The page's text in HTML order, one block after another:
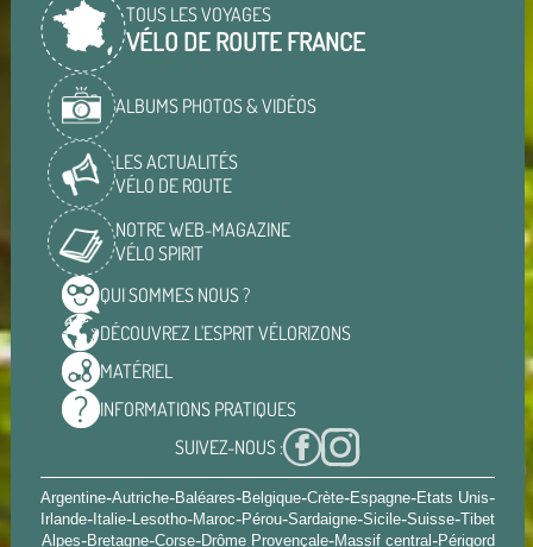
TOUS LES VOYAGES
VÉLO DE ROUTE FRANCE
ALBUMS PHOTOS & VIDÉOS
LES ACTUALITÉS
VÉLO DE ROUTE
NOTRE WEB-MAGAZINE
VÉLO SPIRIT
QUI SOMMES NOUS ?
DÉCOUVREZ L'ESPRITVÉLORIZONS
MATÉRIEL
INFORMATIONS PRATIQUES
SUIVEZ-NOUS :
Argentine-Autriche-Baléares-Belgique-Crète-Espagne-Etats Unis-
Irlande- Italie-Lesotho-Maroc-Pérou-Sardaigne-Sicile-Suisse-Tibet
Alpes-Bretagne-Corse-Drôme Provençale-Massif central-Périgord